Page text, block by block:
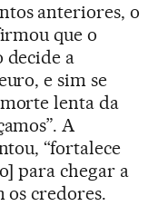
anteriores, o
que o
decide a
e sim se
lenta da
A
“fortalece
para chegar a
os credores.